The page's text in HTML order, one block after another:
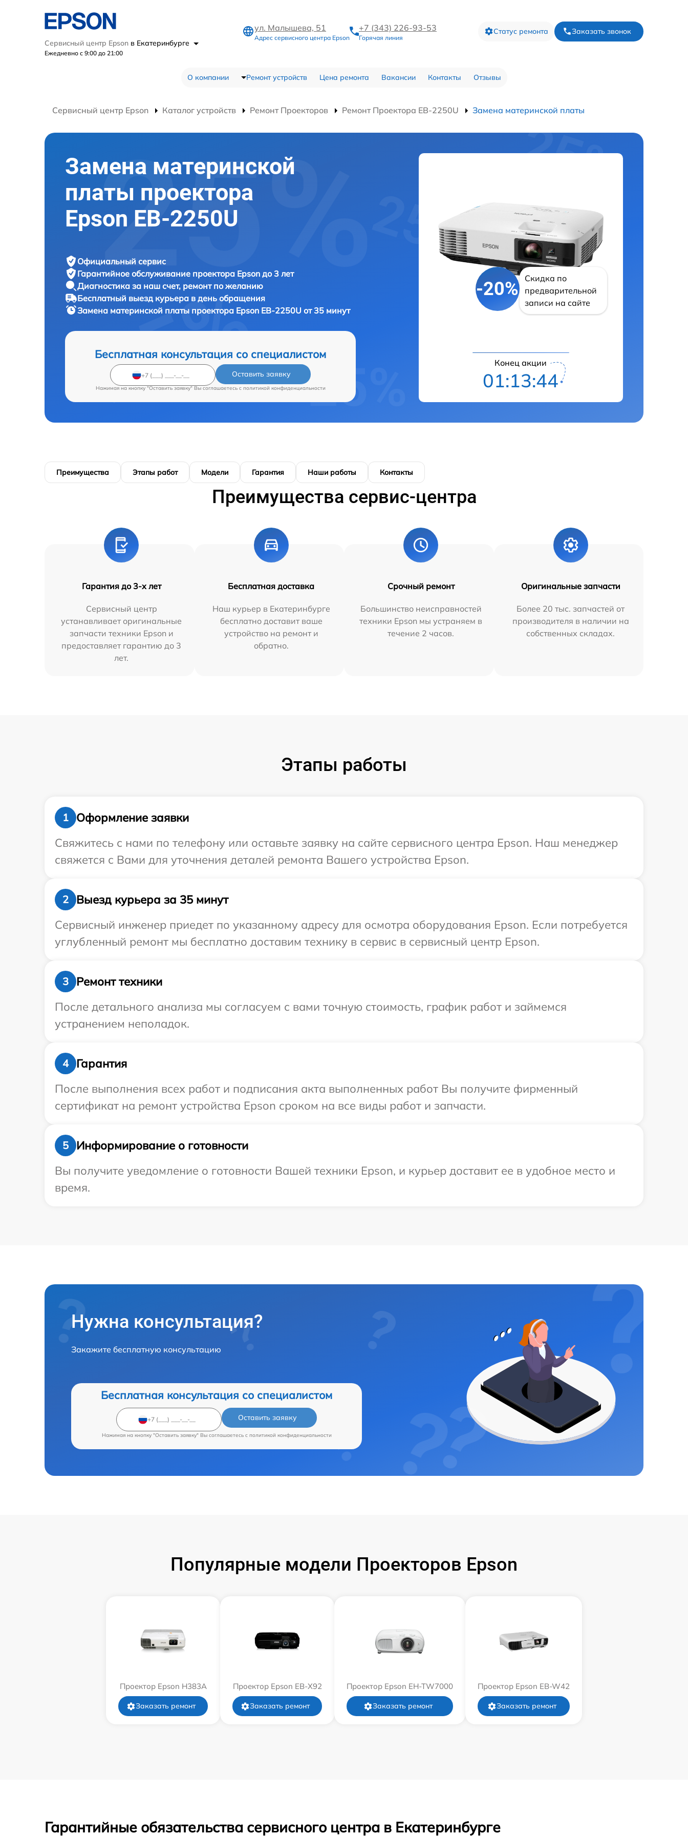
Сервисный центр Epson в Екатеринбурге
Ежедневно с 9:00 до 21:00
ул. Малышева, 51
Адрес сервисного центра Epson
+7 (343) 226-93-53
Горячая линия
Статус ремонта Заказать звонок
О компании Ремонт устройств Цена ремонта Вакансии Контакты Отзывы
Сервисный центр Epson Каталог устройств Ремонт Проекторов Ремонт Проектора EB-2250U Замена материнской платы
Замена материнской
платы проектора
Epson EB-2250U
Официальный сервис
Гарантийное обслуживание проектора Epson до 3 лет
Диагностика за наш счет, ремонт по желанию
Бесплатный выезд курьера в день обращения
Замена материнской платы проектора Epson EB-2250U от 35 минут
Бесплатная консультация со специалистом
Оставить заявку
Нажимая на кнопку "Оставить заявку" Вы соглашаетесь c политикой конфиденциальности
-20%
Скидка по
предварительной
записи на сайте
Конец акции
01:13:43
Преимущества Этапы работ Модели Гарантия Наши работы Контакты
Преимущества сервис-центра
Гарантия до 3-х лет
Сервисный центр
устанавливает оригинальные
запчасти техники Epson и
предоставляет гарантию до 3
лет.
Бесплатная доставка
Наш курьер в Екатеринбурге
бесплатно доставит ваше
устройство на ремонт и
обратно.
Срочный ремонт
Большинство неисправностей
техники Epson мы устраняем в
течение 2 часов.
Оригинальные запчасти
Более 20 тыс. запчастей от
производителя в наличии на
собственных складах.
Этапы работы
1
Оформление заявки
Свяжитесь с нами по телефону или оставьте заявку на сайте сервисного центра Epson. Наш менеджер
свяжется с Вами для уточнения деталей ремонта Вашего устройства Epson.
2
Выезд курьера за 35 минут
Сервисный инженер приедет по указанному адресу для осмотра оборудования Epson. Если потребуется
углубленный ремонт мы бесплатно доставим технику в сервис в сервисный центр Epson.
3
Ремонт техники
После детального анализа мы согласуем с вами точную стоимость, график работ и займемся
устранением неполадок.
4
Гарантия
После выполнения всех работ и подписания акта выполненных работ Вы получите фирменный
сертификат на ремонт устройства Epson сроком на все виды работ и запчасти.
5
Информирование о готовности
Вы получите уведомление о готовности Вашей техники Epson, и курьер доставит ее в удобное место и
время.
Нужна консультация?
Закажите бесплатную консультацию
Бесплатная консультация со специалистом
Оставить заявку
Нажимая на кнопку "Оставить заявку" Вы соглашаетесь c политикой конфиденциальности
Популярные модели Проекторов Epson
Проектор Epson H383A
Заказать ремонт
Проектор Epson EB-X92
Заказать ремонт
Проектор Epson EH-TW7000
Заказать ремонт
Проектор Epson EB-W42
Заказать ремонт
Гарантийные обязательства сервисного центра в Екатеринбурге